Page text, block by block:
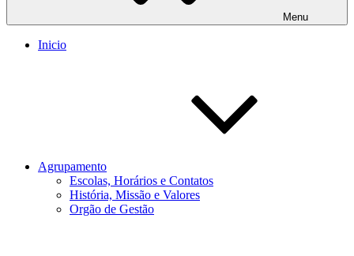
Menu
Inicio
Agrupamento
Escolas, Horários e Contatos
História, Missão e Valores
Orgão de Gestão